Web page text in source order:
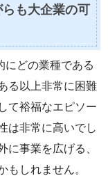
も大企業の可
にどの業種である
る以上非常に困難
て裕福なエピソー
は非常に高いでし
に事業を広げる、
もしれません。